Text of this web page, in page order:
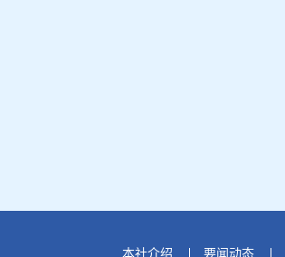
本社介绍 要闻动态